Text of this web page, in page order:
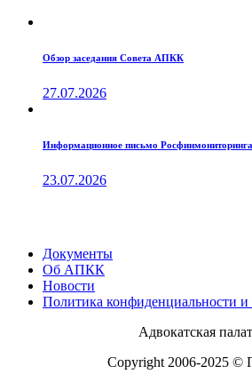
Обзор заседания Совета АПКК
27.07.2026
Информационное письмо Росфинмониторинга
23.07.2026
Документы
Об АПКК
Новости
Политика конфиденциальности
Адвокатская
Copyright 2006-2025 ©